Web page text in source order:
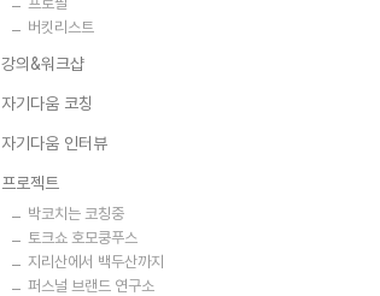
버킷리스트
강의&워크샵
자기다움 코칭
자기다움 인터뷰
프로젝트
박코치는 코칭중
토크쇼 호모쿵푸스
지리산에서 백두산까지
퍼스널 브랜드 연구소